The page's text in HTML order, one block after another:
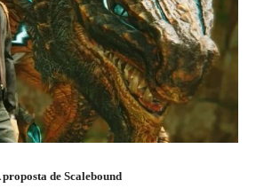
proposta de Scalebound